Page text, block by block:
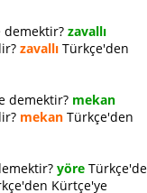
demektir? zavallı
zavallı Türkçe'den
demektir? mekan
mekan Türkçe'den
yöre
Kürtçe'ye